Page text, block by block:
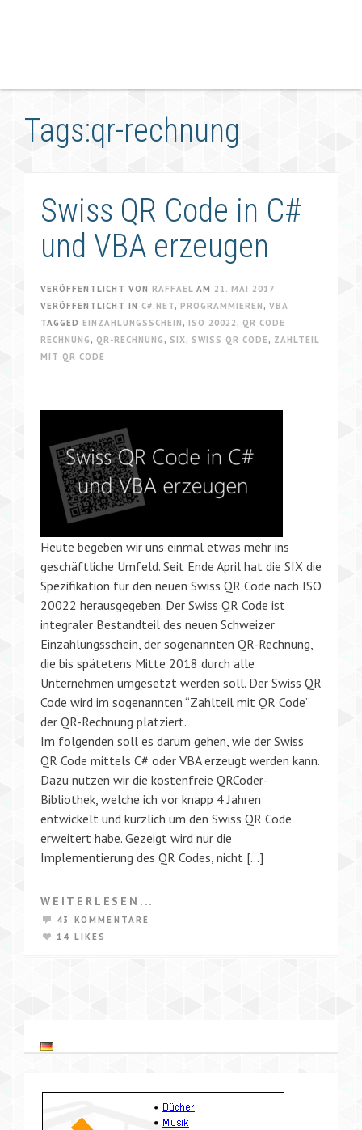
Tags:qr-rechnung
Swiss QR Code in C#
und VBA erzeugen
VERÖFFENTLICHT VON RAFFAEL AM 21. MAI 2017
VERÖFFENTLICHT IN C#.NET, PROGRAMMIEREN , VBA
TAGGED EINZAHLUNGSSCHEIN , ISO 20022 , QR CODE
RECHNUNG , QR-RECHNUNG , SIX, SWISS QR CODE , ZAHLTEIL
MIT QR CODE
Heute begeben wir uns einmal etwas mehr ins
geschäftliche Umfeld. Seit Ende April hat die SIX die
Spezifikation für den neuen Swiss QR Code nach ISO
20022 herausgegeben. Der Swiss QR Code ist
integraler Bestandteil des neuen Schweizer
Einzahlungsschein, der sogenannten QR-Rechnung,
die bis spätetens Mitte 2018 durch alle
Unternehmen umgesetzt werden soll. Der Swiss QR
Code wird im sogenannten “Zahlteil mit QR Code”
der QR-Rechnung platziert.
Im folgenden soll es darum gehen, wie der Swiss
QR Code mittels C# oder VBA erzeugt werden kann.
Dazu nutzen wir die kostenfreie QRCoder-
Bibliothek, welche ich vor knapp 4 Jahren
entwickelt und kürzlich um den Swiss QR Code
erweitert habe. Gezeigt wird nur die
Implementierung des QR Codes, nicht […]
WEITERLESEN...
43 KOMMENTARE
14 LIKES